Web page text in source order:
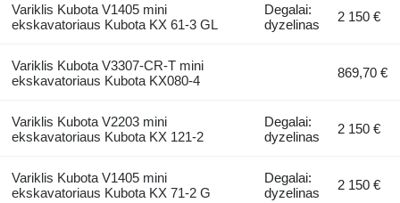
Variklis Kubota V1405 mini
ekskavatoriaus Kubota KX 61-3 GL
Degalai:
dyzelinas
2 150 €
Variklis Kubota V3307-CR-T mini
ekskavatoriaus Kubota KX080-4
869,70 €
Variklis Kubota V2203 mini
ekskavatoriaus Kubota KX 121-2
Degalai:
dyzelinas
2 150 €
Variklis Kubota V1405 mini
ekskavatoriaus Kubota KX 71-2 G
Degalai:
dyzelinas
2 150 €